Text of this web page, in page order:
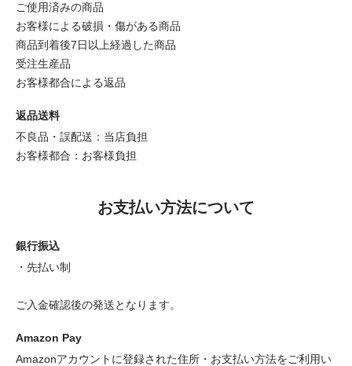
ご使用済みの商品
お客様による破損・傷がある商品
商品到着後7日以上経過した商品
受注生産品
お客様都合による返品
返品送料
不良品・誤配送：当店負担
お客様都合：お客様負担
お支払い方法について
銀行振込
・先払い制
ご入金確認後の発送となります。
Amazon Pay
Amazonアカウントに登録された住所・お支払い方法をご利用い